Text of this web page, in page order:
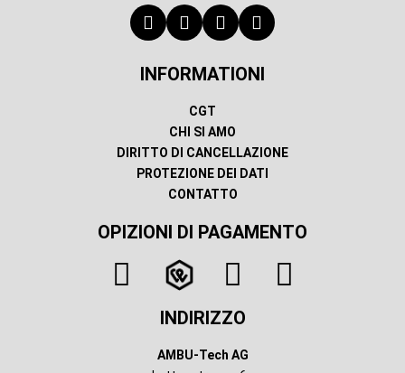
INFORMATIONI
CGT
CHI SI AMO
DIRITTO DI CANCELLAZIONE
PROTEZIONE DEI DATI
CONTATTO
OPIZIONI DI PAGAMENTO
INDIRIZZO
AMBU-Tech AG